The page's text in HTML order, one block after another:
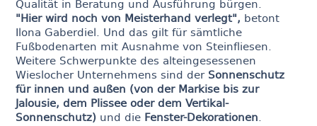
Qualität in Beratung und Ausführung bürgen.
"Hier wird noch von Meisterhand verlegt", betont
Ilona Gaberdiel. Und das gilt für sämtliche
Fußbodenarten mit Ausnahme von Steinfliesen.
Weitere Schwerpunkte des alteingesessenen
Wieslocher Unternehmens sind der Sonnenschutz
für innen und außen (von der Markise bis zur
Jalousie, dem Plissee oder dem Vertikal-
Sonnenschutz) und die Fenster-Dekorationen.